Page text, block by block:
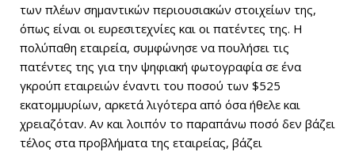
των πλέων σημαντικών περιουσιακών στοιχείων της,
όπως είναι οι ευρεσιτεχνίες και οι πατέντες της. H
πολύπαθη εταιρεία, συμφώνησε να πουλήσει τις
πατέντες της για την ψηφιακή φωτογραφία σε ένα
γκρούπ εταιρειών έναντι του ποσού των $525
εκατομμυρίων, αρκετά λιγότερα από όσα ήθελε και
χρειαζόταν. Aν και λοιπόν το παραπάνω ποσό δεν βάζει
τέλος στα προβλήματα της εταιρείας, βάζει